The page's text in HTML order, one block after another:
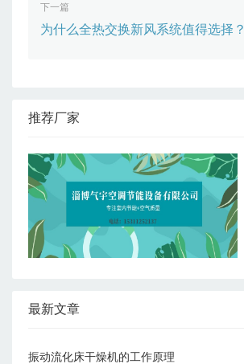
下一篇
为什么全热交换新风系统值得选择？
推荐厂家
最新文章
振动流化床干燥机的工作原理